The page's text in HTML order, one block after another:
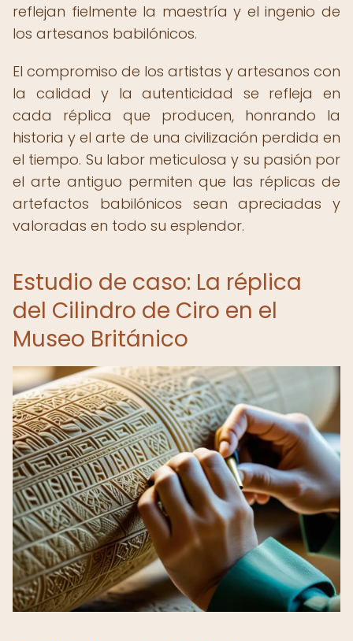
reflejan fielmente la maestría y el ingenio de
los artesanos babilónicos.
El compromiso de los artistas y artesanos con
la calidad y la autenticidad se refleja en
cada réplica que producen, honrando la
historia y el arte de una civilización perdida en
el tiempo. Su labor meticulosa y su pasión por
el arte antiguo permiten que las réplicas de
artefactos babilónicos sean apreciadas y
valoradas en todo su esplendor.
Estudio de caso: La réplica
del Cilindro de Ciro en el
Museo Británico